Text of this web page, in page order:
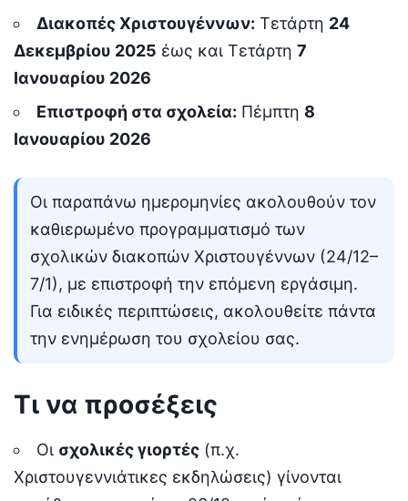
Διακοπές Χριστουγέννων: Τετάρτη 24
Δεκεμβρίου 2025 έως και Τετάρτη 7
Ιανουαρίου 2026
Επιστροφή στα σχολεία: Πέμπτη 8
Ιανουαρίου 2026
Οι παραπάνω ημερομηνίες ακολουθούν τον
καθιερωμένο προγραμματισμό των
σχολικών διακοπών Χριστουγέννων (24/12–
7/1), με επιστροφή την επόμενη εργάσιμη.
Για ειδικές περιπτώσεις, ακολουθείτε πάντα
την ενημέρωση του σχολείου σας.
Τι να προσέξεις
Οι σχολικές γιορτές (π.χ.
Χριστουγεννιάτικες εκδηλώσεις) γίνονται